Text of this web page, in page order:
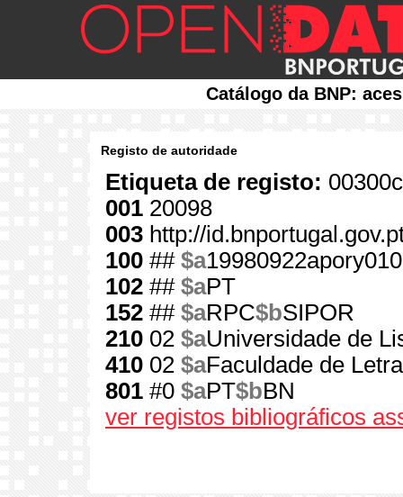
Catálogo da BNP:
Registo de autoridade
Etiqueta de registo:
001 20098
003 http://
100 ## $a
102 ## $aPT
152 ## $aRPC$bSIPOR
210 02 $aUniversidade de
410 02 $aFaculdade de
801 #0 $aPT$bBN
ver registos bibliográficos